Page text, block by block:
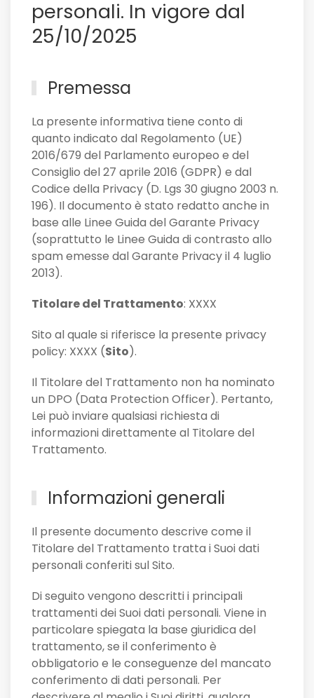
personali. In vigore dal
25/10/2025
Premessa
La presente informativa tiene conto di
quanto indicato dal Regolamento (UE)
2016/679 del Parlamento europeo e del
Consiglio del 27 aprile 2016 (GDPR) e dal
Codice della Privacy (D. Lgs 30 giugno 2003 n.
196). Il documento è stato redatto anche in
base alle Linee Guida del Garante Privacy
(soprattutto le Linee Guida di contrasto allo
spam emesse dal Garante Privacy il 4 luglio
2013).
Titolare del Trattamento: XXXX
Sito al quale si riferisce la presente privacy
policy: XXXX (Sito).
Il Titolare del Trattamento non ha nominato
un DPO (Data Protection Officer). Pertanto,
Lei può inviare qualsiasi richiesta di
informazioni direttamente al Titolare del
Trattamento.
Informazioni generali
Il presente documento descrive come il
Titolare del Trattamento tratta i Suoi dati
personali conferiti sul Sito.
Di seguito vengono descritti i principali
trattamenti dei Suoi dati personali. Viene in
particolare spiegata la base giuridica del
trattamento, se il conferimento è
obbligatorio e le conseguenze del mancato
conferimento di dati personali. Per